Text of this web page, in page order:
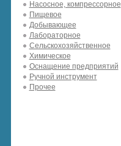
Насосное, компрессорное
Пищевое
Добывающее
Лабораторное
Сельскохозяйственное
Химическое
Оснащение предприятий
Ручной инструмент
Прочее